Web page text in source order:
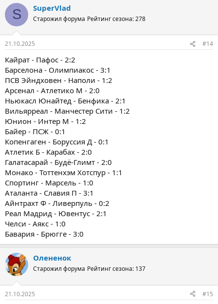
S SuperVlad
Старожил форума Рейтинг сезона: 278
21.10.2025 #14
Кайрат - Пафос - 2:2
Барселона - Олимпиакос - 3:1
ПСВ Эйндховен - Наполи - 1:2
Арсенал - Атлетико М - 2:0
Ньюкасл Юнайтед - Бенфика - 2:1
Вильярреал - Манчестер Сити - 1:2
Юнион - Интер М - 1:2
Байер - ПСЖ - 0:1
Копенгаген - Боруссия Д - 0:1
Атлетик Б - Карабах - 2:0
Галатасарай - Будё-Глимт - 2:0
Монако - Тоттенхэм Хотспур - 1:1
Спортинг - Марсель - 1:0
Аталанта - Славия П - 3:1
Айнтрахт Ф - Ливерпуль - 0:2
Реал Мадрид - Ювентус - 2:1
Челси - Аякс - 1:0
Бавария - Брюгге - 3:0
Олененок
Старожил форума Рейтинг сезона: 137
21.10.2025 #15